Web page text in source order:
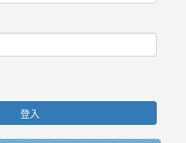
登入